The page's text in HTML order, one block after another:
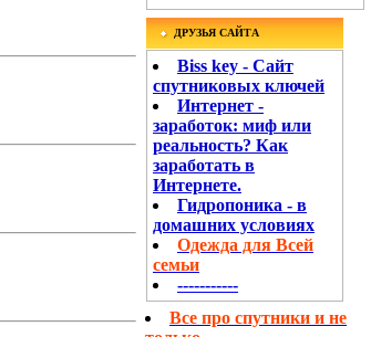
ДРУЗЬЯ САЙТА
Biss key - Сайт
спутниковых ключей
Интернет -
заработок: миф или
реальность? Как
заработать в
Интернете.
Гидропоника - в
домашних условиях
Одежда для Всей
семьи
-----------
Все про спутники и не